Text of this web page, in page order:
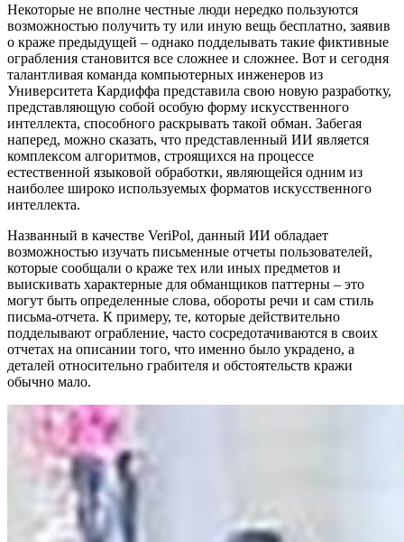
Некоторые не вполне честные люди нередко пользуются
возможностью получить ту или иную вещь бесплатно, заявив
о краже предыдущей – однако подделывать такие фиктивные
ограбления становится все сложнее и сложнее. Вот и сегодня
талантливая команда компьютерных инженеров из
Университета Кардиффа представила свою новую разработку,
представляющую собой особую форму искусственного
интеллекта, способного раскрывать такой обман. Забегая
наперед, можно сказать, что представленный ИИ является
комплексом алгоритмов, строящихся на процессе
естественной языковой обработки, являющейся одним из
наиболее широко используемых форматов искусственного
интеллекта.
Названный в качестве VeriPol, данный ИИ обладает
возможностью изучать письменные отчеты пользователей,
которые сообщали о краже тех или иных предметов и
выискивать характерные для обманщиков паттерны – это
могут быть определенные слова, обороты речи и сам стиль
письма-отчета. К примеру, те, которые действительно
подделывают ограбление, часто сосредотачиваются в своих
отчетах на описании того, что именно было украдено, а
деталей относительно грабителя и обстоятельств кражи
обычно мало.